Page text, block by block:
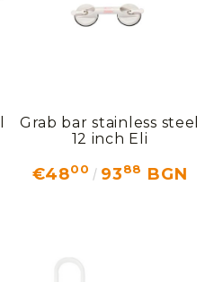
Register
Grab bar stainless steel
12 inch Еli
€4800 9388 BGN